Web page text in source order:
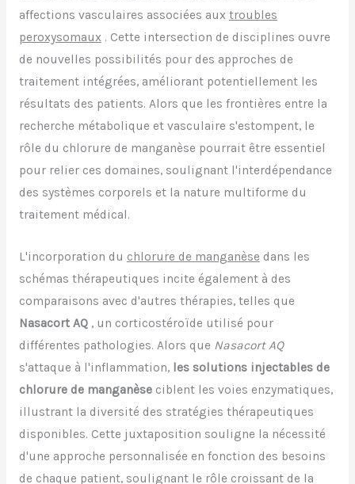
affections vasculaires associées aux troubles
peroxysomaux. Cette intersection de disciplines ouvre
de nouvelles possibilités pour des approches de
traitement intégrées, améliorant potentiellement les
résultats des patients. Alors que les frontières entre la
recherche métabolique et vasculaire s'estompent, le
rôle du chlorure de manganèse pourrait être essentiel
pour relier ces domaines, soulignant l'interdépendance
des systèmes corporels et la nature multiforme du
traitement médical.
L'incorporation du chlorure de manganèse dans les
schémas thérapeutiques incite également à des
comparaisons avec d'autres thérapies, telles que
Nasacort AQ, un corticostéroïde utilisé pour
différentes pathologies. Alors que Nasacort AQ
s'attaque à l'inflammation, les solutions injectables de
chlorure de manganèseciblent les voies enzymatiques,
illustrant la diversité des stratégies thérapeutiques
disponibles. Cette juxtaposition souligne la nécessité
d'une approche personnalisée en fonction des besoins
de chaque patient, soulignant le rôle croissant de la